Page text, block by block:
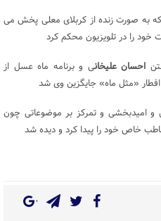
خاص» که به صورت زنده از کربلای معلی پخش می
را در تلویزیون محکم کرد
احسان علیخانی و برنامه ماه عسل از
افطار «مثل ماه» جایگزین وی شد
و امیدبخشی و تمرکز بر موضوعاتی چون
خاص خود را پیدا کرد و دیده شد